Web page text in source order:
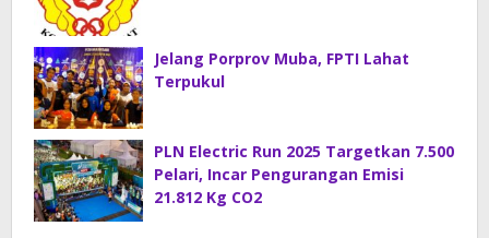
Jelang Porprov Muba, FPTI Lahat
Terpukul
PLN Electric Run 2025 Targetkan 7.500
Pelari, Incar Pengurangan Emisi
21.812 Kg CO2